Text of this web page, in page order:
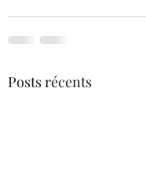
Posts récents